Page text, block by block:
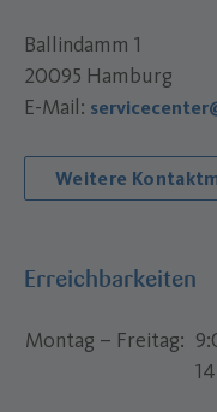
Ballindamm 1
20095 Hamburg
E-Mail:
Weitere
Erreichbarkeiten
Montag – Freitag